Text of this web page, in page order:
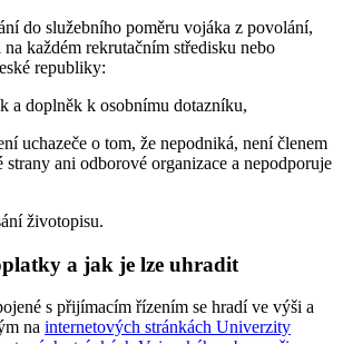
do služebního poměru vojáka z povolání,
každém rekrutačním středisku nebo
republiky:
a doplněk k osobnímu dotazníku,
uchazeče o tom, že nepodniká, není členem
strany ani odborové organizace a nepodporuje
životopisu.
a jak je lze uhradit
s přijímacím řízením se hradí ve výši a
na internetových stránkách Univerzity